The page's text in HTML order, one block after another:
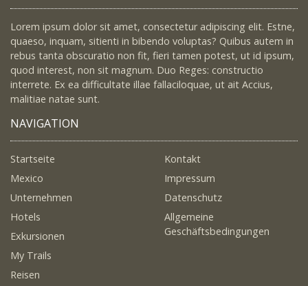
Lorem ipsum dolor sit amet, consectetur adipiscing elit. Estne,
quaeso, inquam, sitienti in bibendo voluptas? Quibus autem in
rebus tanta obscuratio non fit, fieri tamen potest, ut id ipsum,
quod interest, non sit magnum. Duo Reges: constructio
interrete. Ex ea difficultate illae fallaciloquae, ut ait Accius,
malitiae natae sunt.
NAVIGATION
Startseite
Mexico
Unternehmen
Hotels
Exkursionen
My Trails
Reisen
Kontakt
Impressum
Datenschutz
Allgemeine
Geschäftsbedingungen